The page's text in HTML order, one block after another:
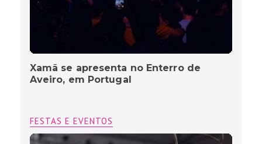
Xamã se apresenta no Enterro de
Aveiro, em Portugal
FESTAS E EVENTOS